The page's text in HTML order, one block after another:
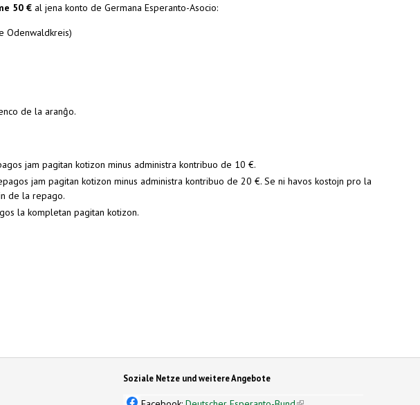
50 € al jena konto de Germana Esperanto-Asocio:
Odenwaldkreis)
de la aranĝo.
jam pagitan kotizon minus administra kontribuo de 10 €.
jam pagitan kotizon minus administra kontribuo de 20 €. Se ni havos kostojn pro la
de la repago.
la kompletan pagitan kotizon.
Soziale Netze und weitere Angebote